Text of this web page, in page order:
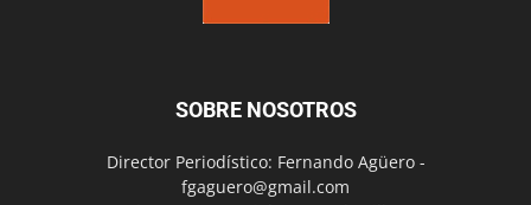
SOBRE NOSOTROS
Director Periodístico: Fernando Agüero -
fgaguero@gmail.com